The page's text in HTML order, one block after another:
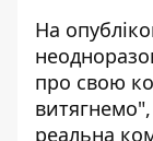
На
про свою
реальна